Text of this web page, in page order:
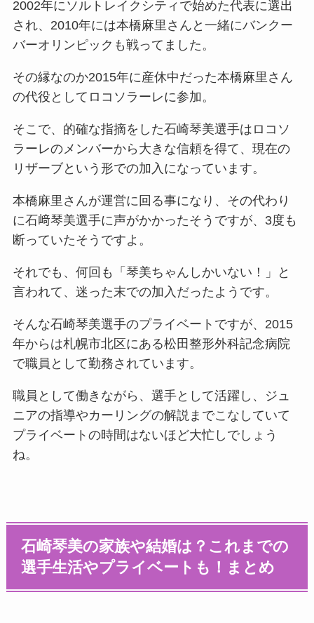
2002年にソルトレイクシティで始めた代表に選出
され、2010年には本橋麻里さんと一緒にバンクー
バーオリンピックも戦ってました。
その縁なのか2015年に産休中だった本橋麻里さん
の代役としてロコソラーレに参加。
そこで、的確な指摘をした石崎琴美選手はロコソ
ラーレのメンバーから大きな信頼を得て、現在の
リザーブという形での加入になっています。
本橋麻里さんが運営に回る事になり、その代わり
に石﨑琴美選手に声がかかったそうですが、3度も
断っていたそうですよ。
それでも、何回も「琴美ちゃんしかいない！」と
言われて、迷った末での加入だったようです。
そんな石崎琴美選手のプライベートですが、2015
年からは札幌市北区にある松田整形外科記念病院
で職員として勤務されています。
職員として働きながら、選手として活躍し、ジュ
ニアの指導やカーリングの解説までこなしていて
プライベートの時間はないほど大忙しでしょう
ね。
石崎琴美の家族や結婚は？これまでの
選手生活やプライベートも！まとめ